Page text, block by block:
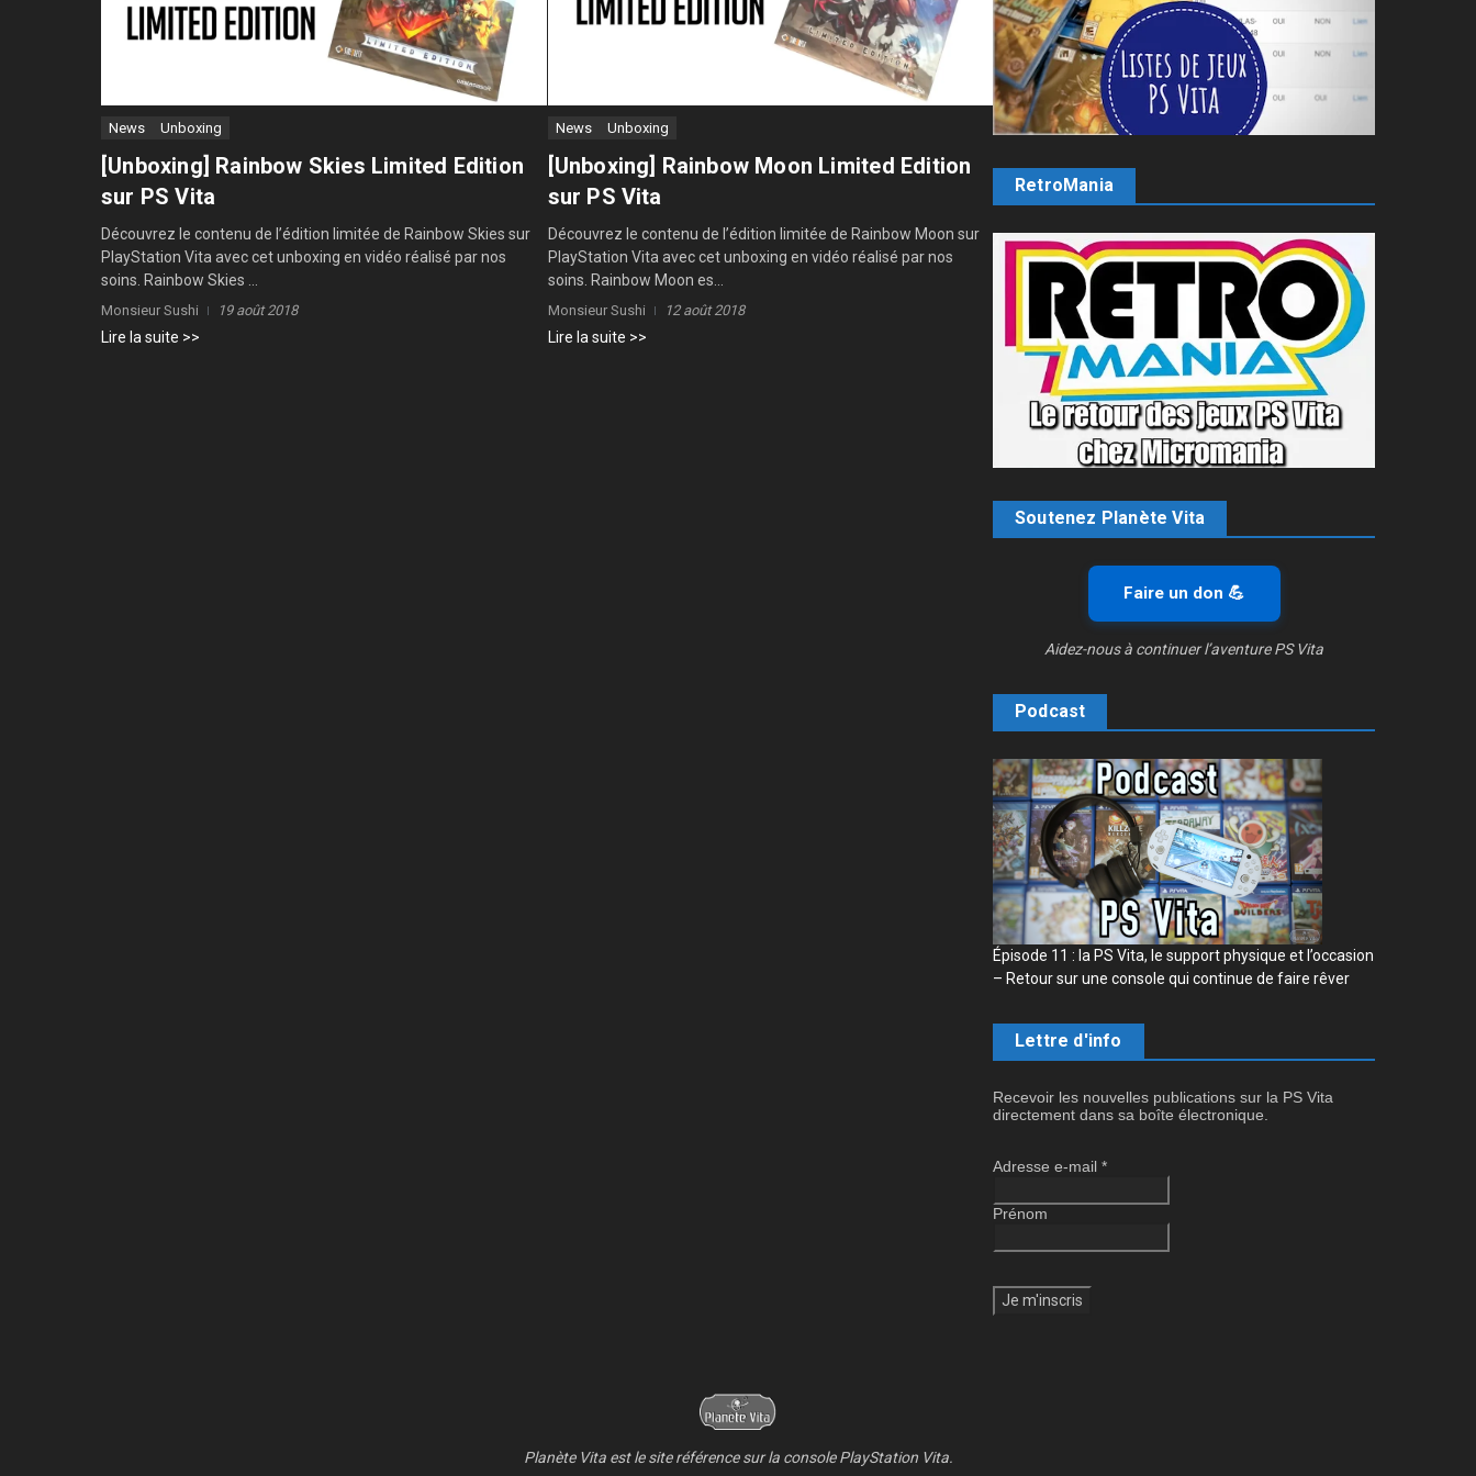
News Unboxing
[Unboxing] Rainbow Skies Limited Edition
sur PS Vita
Découvrez le contenu de l’édition limitée de Rainbow Skies sur
PlayStation Vita avec cet unboxing en vidéo réalisé par nos
soins. Rainbow Skies ...
Monsieur Sushi 19 août 2018
Lire la suite >>
News Unboxing
[Unboxing] Rainbow Moon Limited Edition
sur PS Vita
Découvrez le contenu de l’édition limitée de Rainbow Moon sur
PlayStation Vita avec cet unboxing en vidéo réalisé par nos
soins. Rainbow Moon es...
Monsieur Sushi 12 août 2018
Lire la suite >>
RetroMania
Soutenez Planète Vita
Faire un don 💪
Aidez-nous à continuer l’aventure PS Vita
Podcast
Épisode 11 : la PS Vita, le support physique et l’occasion
– Retour sur une console qui continue de faire rêver
Lettre d'info
Recevoir les nouvelles publications sur la PS Vita
directement dans sa boîte électronique.
Adresse e-mail *
Prénom
Planète Vita est le site référence sur la console PlayStation Vita.